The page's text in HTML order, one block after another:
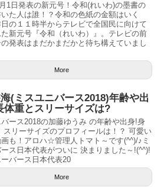
1日発表の新元号！令和(れいわ)の墨書の
た人は誰！？令和の色紙の金額はいく
日の１１時半からテレビで全国民に向けて
新元号『令和（れいわ）』。テレビの前
発表はまだかまだかと待ち構えていまし
More
(ミスユニバース2018)年齢や出
体重とスリーサイズは?
バース2018の加藤ゆうみ の年齢や出身!身
スリーサイズのプロフィールは！？ 可愛い
も！アロハ☆管理人トマト～です(^^)/♪ミ
ス日本代表がついに 決まりました～!(^^)!
ーバース日本代表20
More